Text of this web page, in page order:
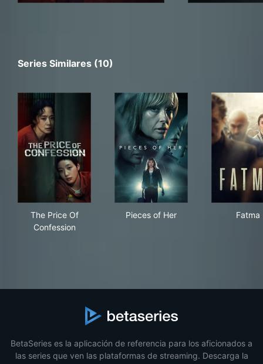
Series Similares (10)
The Price Of
Confession
Pieces of Her Fatma
BetaSeries es la aplicación de referencia para los aficionados a
las series que ven las plataformas de streaming. Descarga la